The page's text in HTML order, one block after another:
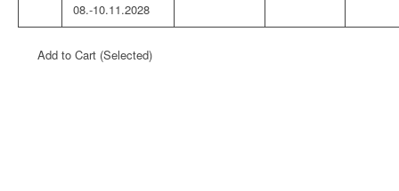
08.-10.11.2028
Add to Cart (Selected)